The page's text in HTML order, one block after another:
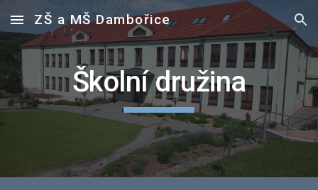
Skip to main content Skip to navigation
ZŠ a MŠ Dambořice
Školní družina